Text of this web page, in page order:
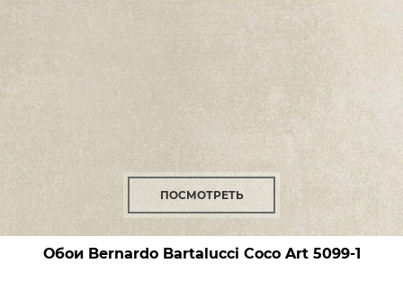
ПОСМОТРЕТЬ
Обои Bernardo Bartalucci Coco Art5099-1